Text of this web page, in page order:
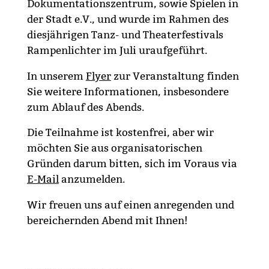
Dokumentationszentrum, sowie Spielen in
der Stadt e.V., und wurde im Rahmen des
diesjährigen Tanz- und Theaterfestivals
Rampenlichter im Juli uraufgeführt.
In unserem Flyerzur Veranstaltung finden
Sie weitere Informationen, insbesondere
zum Ablauf des Abends.
Die Teilnahme ist kostenfrei, aber wir
möchten Sie aus organisatorischen
Gründen darum bitten, sich im Voraus via
E-Mailanzumelden.
Wir freuen uns auf einen anregenden und
bereichernden Abend mit Ihnen!